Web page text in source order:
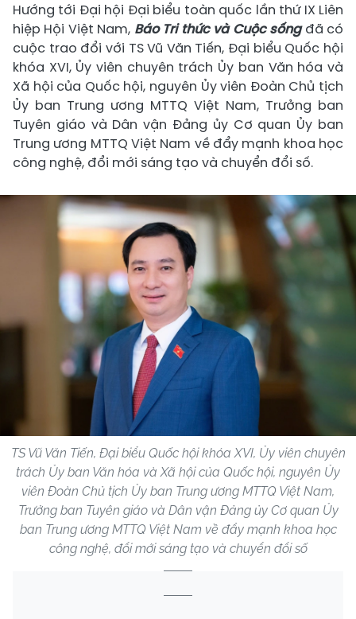
Hướng tới Đại hội Đại biểu toàn quốc lần thứ IX Liên
hiệp Hội Việt Nam, Báo Tri thức và Cuộc sốngđã có
cuộc trao đổi với TS Vũ Văn Tiến, Đại biểu Quốc hội
khóa XVI, Ủy viên chuyên trách Ủy ban Văn hóa và
Xã hội của Quốc hội, nguyên Ủy viên Đoàn Chủ tịch
Ủy ban Trung ương MTTQ Việt Nam, Trưởng ban
Tuyên giáo và Dân vận Đảng ủy Cơ quan Ủy ban
Trung ương MTTQ Việt Nam về đẩy mạnh khoa học
công nghệ, đổi mới sáng tạo và chuyển đổi số.
TS Vũ Văn Tiến, Đại biểu Quốc hội khóa XVI, Ủy viên chuyên
trách Ủy ban Văn hóa và Xã hội của Quốc hội, nguyên Ủy
viên Đoàn Chủ tịch Ủy ban Trung ương MTTQ Việt Nam,
Trưởng ban Tuyên giáo và Dân vận Đảng ủy Cơ quan Ủy
ban Trung ương MTTQ Việt Nam về đẩy mạnh khoa học
công nghệ, đổi mới sáng tạo và chuyển đổi số